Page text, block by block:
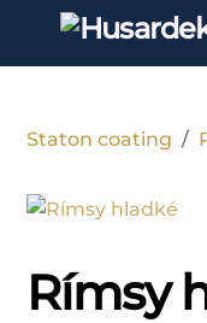
Staton coating /
Rímsy